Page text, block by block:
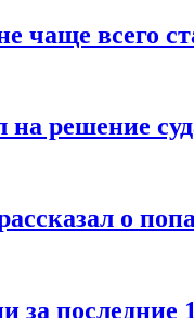
чаще всего
на решение
о
за последние